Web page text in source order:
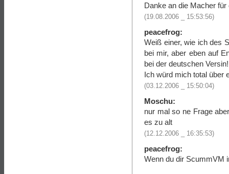
Danke an die Macher
(19.08.2006 _ 15:53:56)
peacefrog:
Weiß einer, wie ich des
bei mir, aber eben auf
bei der deutschen
Ich würd mich total über
(03.12.2006 _ 15:50:04)
Moschu:
nur mal so ne Frage
es zu alt
(12.12.2006 _ 16:35:53)
peacefrog:
Wenn du dir ScummVM